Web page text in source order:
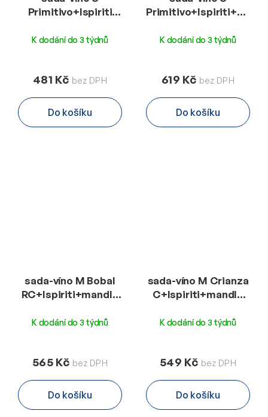
Primitivo+Ispiriti
M
K dodání do 3 týdnů
481 Kč
Do košíku
K dodání do 3 týdnů
619 Kč
Do košíku
sada-víno M Bobal
RC+Ispiriti+mandle
K dodání do 3 týdnů
565 Kč
Do košíku
sada-víno M Crianza
C+Ispiriti+mandle
K dodání do 3 týdnů
549 Kč
Do košíku